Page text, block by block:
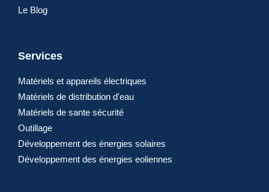
Le Blog
Services
Matériels et appareils électriques
Matériels de distribution d'eau
Matériels de sante sécurité
Outillage
Développement des énergies solaires
Développement des énergies eoliennes